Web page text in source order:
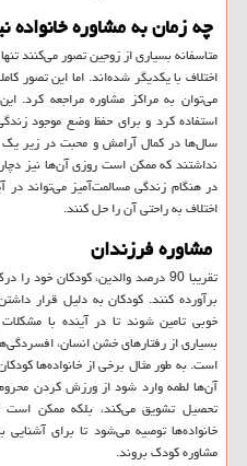
چه زمان به مشاوره خانواده
متاسفانه بسیاری از زوجین تصور می‌کنند
اختلاف با یکدیگر شده‌اند. اما این تصور
می‌توان به مراکز مشاوره مراجعه کرد.
استفاده کرد و برای حفظ وضع موجود
سال‌ها در کمال آرامش و محبت در زیر
نداشتند که ممکن است روزی آن‌ها نیز
در هنگام زندگی مسالمت‌آمیز می‌تواند
اختلاف به راحتی آن را حل کنند.
مشاوره فرزندان
تقریبا 90 درصد والدین، کودکان
برآورده کنند. کودکان به دلیل قرار
خوبی تامین شوند تا در آینده با
بسیاری از رفتارهای خشن انسان،
است. به طور مثال برخی از خانواده‌ها
آن‌ها لطمه وارد شود از ورزش کردن محروم
تحصیل تشویق می‌کند، بلکه ممکن است
خانواده‌ها توصیه می‌شود تا برای
مشاوره کودک بروند.